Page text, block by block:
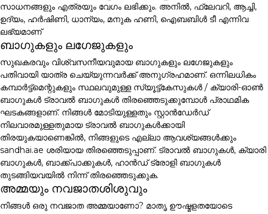
സാധനങ്ങളും എത്രയും വേഗം ലഭിക്കും. അനിൽ, ഫ്ലേവറി, ആച്ചി,
ഉദ്യം, ഹർഷിണി, ധാന്യം, മനുക ഹണി, ഐബബിൾ ടീ എന്നിവ
ലഭ്യമാണ്
ബാഗുകളും ലഗേജുകളും
സുഖകരവും വിശ്വസനീയവുമായ ബാഗുകളും ലഗേജുകളും
പതിവായി യാത്ര ചെയ്യുന്നവർക്ക് അനുഗ്രഹമാണ്. ഒന്നിലധികം
കമ്പാർട്ട്മെന്റുകളും സ്ഥലവുമുള്ള സ്യൂട്ട്കേസുകൾ / ക്യാരി-ഓൺ
ബാഗുകൾ ട്രാവൽ ബാഗുകൾ തിരഞ്ഞെടുക്കുമ്പോൾ പ്രാഥമിക
ഘടകങ്ങളാണ്. നിങ്ങൾ മോടിയുള്ളതും സ്റ്റാൻഡേർഡ്
നിലവാരമുള്ളതുമായ ട്രാവൽ ബാഗുകൾക്കായി
തിരയുകയാണെങ്കിൽ, നിങ്ങളുടെ എല്ലാ ആവശ്യങ്ങൾക്കും
sandhai.ae ശരിയായ തിരഞ്ഞെടുപ്പാണ്. ട്രാവൽ ബാഗുകൾ, ക്യാരി
ബാഗുകൾ, ബാക്ക്പാക്കുകൾ, ഹാൻഡ് ട്രോളി ബാഗുകൾ
തുടങ്ങിയവയിൽ നിന്ന് തിരഞ്ഞെടുക്കുക.
അമ്മയും നവജാതശിശുവും
നിങ്ങൾ ഒരു നവജാത അമ്മയാണോ? മാതൃ ഊഷ്മളതയോടെ